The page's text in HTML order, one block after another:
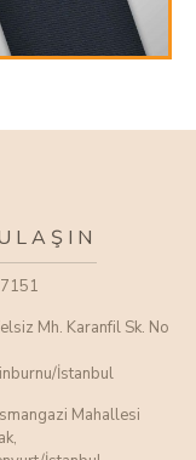
Mh. Karanfil Sk. No
İstanbul
Mahallesi